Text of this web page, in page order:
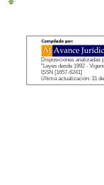
Disposiciones analizadas
"Leyes desde 1992 -
ISSN [1657-6241]
Última actualización: 31